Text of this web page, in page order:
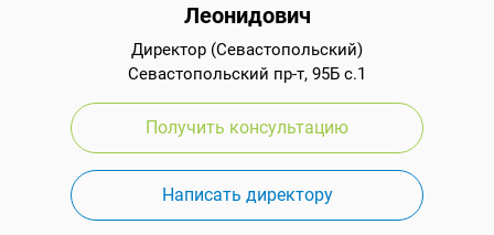
Леонидович
Директор (Севастопольский)
Севастопольский пр-т, 95Б с.1
Получить консультацию
Написать директору